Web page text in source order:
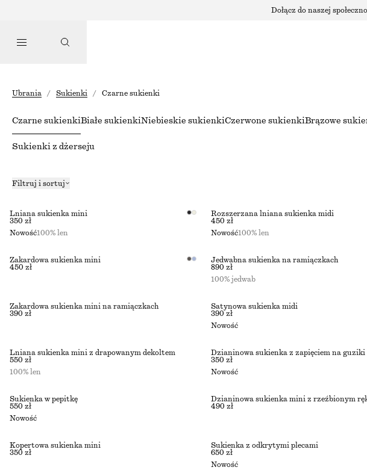
Dołącz do naszej
Ubrania / Sukienki / Czarne sukienki
Czarne sukienkiBiałe sukienkiNiebieskie sukienkiCzerwone sukienkiBrązowe
Sukienki z dżerseju
Filtruj i sortuj
Lniana sukienka mini
350 zł
Nowość100% len
Rozszerzana lniana sukienka midi
450 zł
Nowość100% len
Żakardowa sukienka mini
450 zł
Jedwabna sukienka na ramiączkach
890 zł
100% jedwab
Żakardowa sukienka mini na ramiączkach
390 zł
Satynowa sukienka midi
390 zł
Nowość
Lniana sukienka mini z drapowanym dekoltem
550 zł
100% len
Dzianinowa sukienka z zapięciem na guziki
350 zł
Nowość
Sukienka w pepitkę
550 zł
Nowość
Dzianinowa sukienka mini z rzeźbionym
490 zł
Kopertowa sukienka mini
350 zł
Sukienka z odkrytymi plecami
650 zł
Nowość